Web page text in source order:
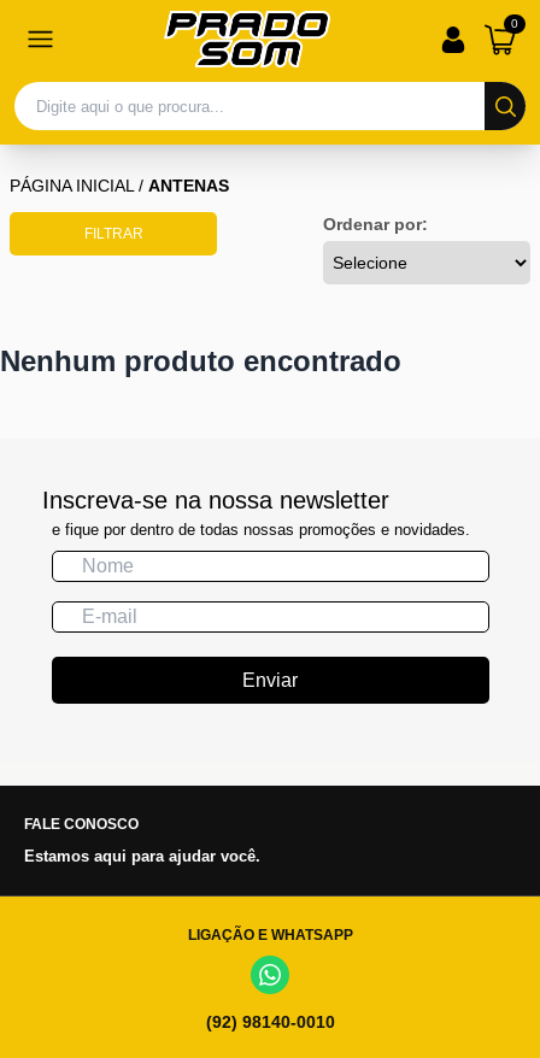
0
PÁGINA INICIAL/ ANTENAS
FILTRAR Ordenar por:
Nenhum produto encontrado
Inscreva-se na nossa newsletter
e fique por dentro de todas nossas promoções e novidades.
Enviar
FALE CONOSCO
Estamos aqui para ajudar você.
LIGAÇÃO E WHATSAPP
(92) 98140-0010